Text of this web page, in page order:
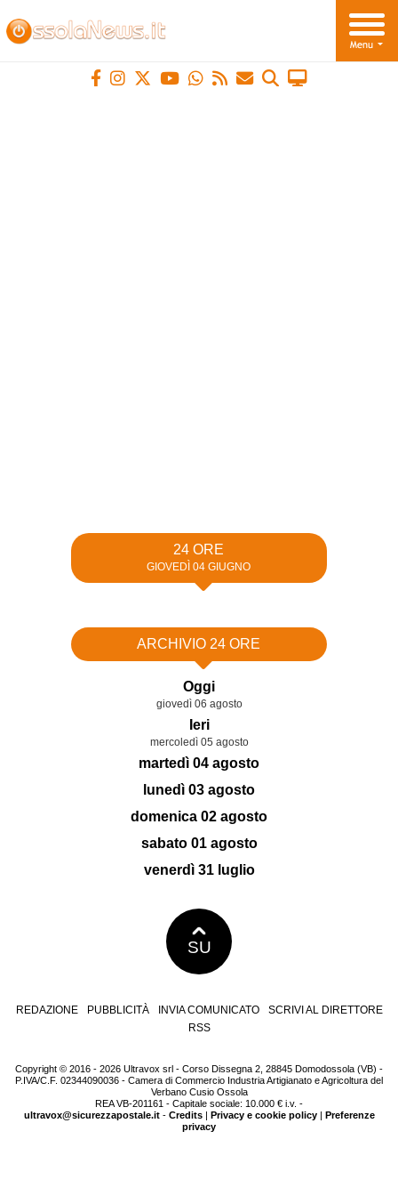
24 ORE
GIOVEDÌ 04 GIUGNO
ARCHIVIO 24 ORE
Oggi
giovedì 06 agosto
Ieri
mercoledì 05 agosto
martedì 04 agosto
lunedì 03 agosto
domenica 02 agosto
sabato 01 agosto
venerdì 31 luglio
SU
REDAZIONE PUBBLICITÀ INVIA COMUNICATO
SCRIVI AL DIRETTORE
RSS
Copyright © 2016 - 2026 Ultravox srl - Corso Dissegna 2, 28845 Domodossola (VB) -
P.IVA/C.F. 02344090036 - Camera di Commercio Industria Artigianato e Agricoltura del
Verbano Cusio Ossola
REA VB-201161 - Capitale sociale: 10.000 € i.v. -
ultravox@sicurezzapostale.it- Credits| Privacy e cookie policy| Preferenze
privacy